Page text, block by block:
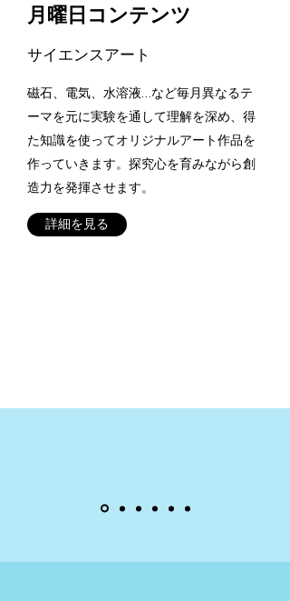
月曜日コンテンツ
サイエンスアート
磁石、電気、水溶液…など毎月異なるテ
ーマを元に実験を通して理解を深め、得
た知識を使ってオリジナルアート作品を
作っていきます。探究心を育みながら創
造力を発揮させます。
詳細を見る